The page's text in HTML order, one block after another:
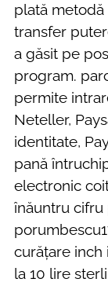
plată metodă
transfer
a găsit pe
program.
permite
Neteller,
identitate,
pană
electronic
înăuntru cifru
curățare inch
la 10 lire